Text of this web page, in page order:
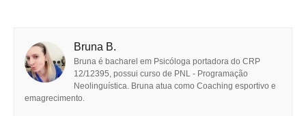
Bruna B.
Bruna é bacharel em Psicóloga portadora do CRP
12/12395, possui curso de PNL - Programação
Neolinguística. Bruna atua como Coaching esportivo e
emagrecimento.